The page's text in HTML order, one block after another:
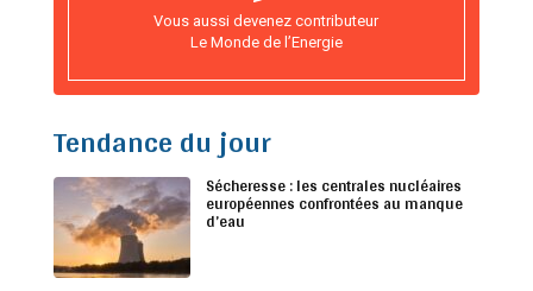
Vous aussi devenez contributeur
Le Monde de l’Energie
Tendance du jour
Sécheresse : les centrales nucléaires
européennes confrontées au manque
d’eau